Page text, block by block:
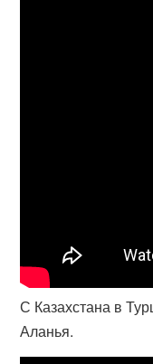
С Казахстана в
Аланья.